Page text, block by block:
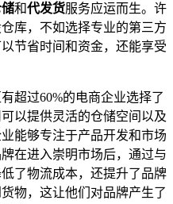
和代发货服务应运而生。许
库，不如选择专业的第三方
节省时间和资金，还能享受
超过60%的电商企业选择了
以提供灵活的仓储空间以及
能够专注于产品开发和市场
在进入崇明市场后，通过与
了物流成本，还提升了品牌
物，这让他们对品牌产生了